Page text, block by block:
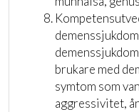
brukare med
symtom som
aggressivitet,